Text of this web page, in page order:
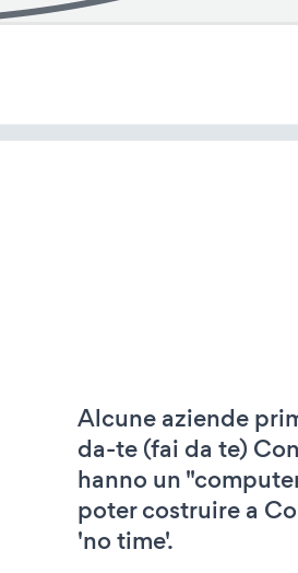
Alcune aziende
da-te (fai da te)
hanno un
poter costruire a
'no time'.